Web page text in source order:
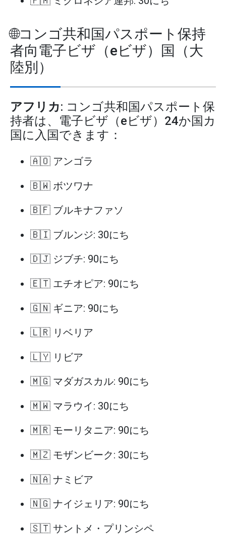
🌐コンゴ共和国パスポート保持
者向電子ビザ（eビザ）国（大
陸別）
アフリカ: コンゴ共和国パスポート保
持者は、電子ビザ（eビザ）24か国カ
国に入国できます：
🇦🇴 アンゴラ
🇧🇼 ボツワナ
🇧🇫 ブルキナファソ
🇧🇮 ブルンジ: 30にち
🇩🇯 ジブチ: 90にち
🇪🇹 エチオピア: 90にち
🇬🇳 ギニア: 90にち
🇱🇷 リベリア
🇱🇾 リビア
🇲🇬 マダガスカル: 90にち
🇲🇼 マラウイ: 30にち
🇲🇷 モーリタニア: 90にち
🇲🇿 モザンビーク: 30にち
🇳🇦 ナミビア
🇳🇬 ナイジェリア: 90にち
🇸🇹 サントメ・プリンシペ